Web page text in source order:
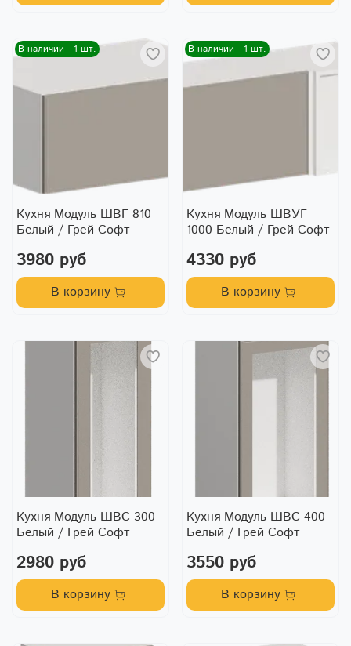
В наличии - 1 шт.
Кухня Модуль ШВГ 810
Белый / Грей Софт
3980 руб
В корзину
В наличии - 1 шт.
Кухня Модуль ШВУГ
1000 Белый / Грей Софт
4330 руб
В корзину
Кухня Модуль ШВС 300
Белый / Грей Софт
2980 руб
В корзину
Кухня Модуль ШВС 400
Белый / Грей Софт
3550 руб
В корзину